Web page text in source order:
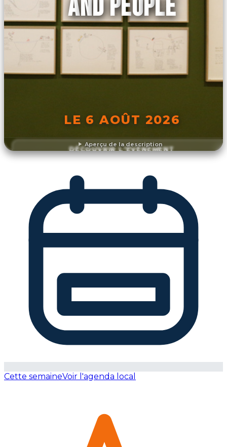
Aperçu de la description
AND PEOPLE
LE 6 AOÛT 2026
DÉCOUVRIR L'ÉVÉNEMENT
Cette semaineVoir l'agenda local